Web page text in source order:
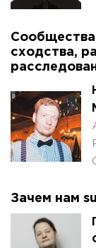
сходства,
Зачем нам